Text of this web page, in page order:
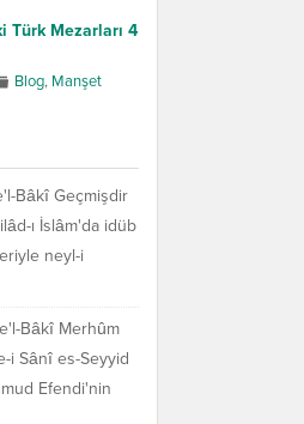
Türk Mezarları 4
Blog, Manşet
Bâkî Geçmişdir
ı İslâm'da idüb
neyl-i
Bâkî Merhûm
i Sânî es-Seyyid
Efendi'nin